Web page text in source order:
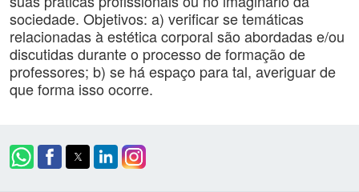
sociedade. Objetivos: a) verificar se temáticas
relacionadas à estética corporal são abordadas e/ou
discutidas durante o processo de formação de
professores; b) se há espaço para tal, averiguar de
que forma isso ocorre.